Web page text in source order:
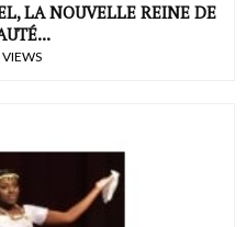
LA NOUVELLE REINE DE